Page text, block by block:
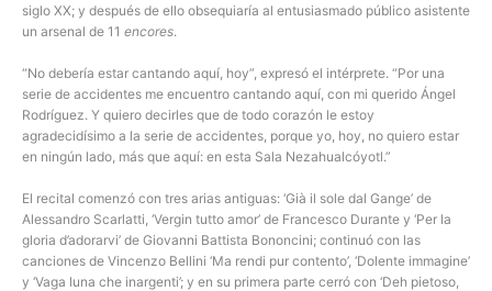
siglo XX; y después de ello obsequiaría al entusiasmado público asistente
un arsenal de 11 encores.
“No debería estar cantando aquí, hoy”, expresó el intérprete. “Por una
serie de accidentes me encuentro cantando aquí, con mi querido Ángel
Rodríguez. Y quiero decirles que de todo corazón le estoy
agradecidísimo a la serie de accidentes, porque yo, hoy, no quiero estar
en ningún lado, más que aquí: en esta Sala Nezahualcóyotl.”
El recital comenzó con tres arias antiguas: ‘Già il sole dal Gange’ de
Alessandro Scarlatti, ‘Vergin tutto amor’ de Francesco Durante y ‘Per la
gloria d’adorarvi’ de Giovanni Battista Bononcini; continuó con las
canciones de Vincenzo Bellini ‘Ma rendi pur contento’, ‘Dolente immagine’
y ‘Vaga luna che inargenti’; y en su primera parte cerró con ‘Deh pietoso,